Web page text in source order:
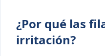
¿Por qué las
irritación?